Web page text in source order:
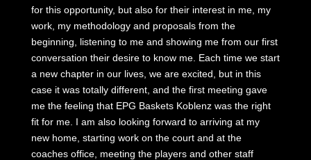
for this opportunity, but also for their interest in me, my
work, my methodology and proposals from the
beginning, listening to me and showing me from our first
conversation their desire to know me. Each time we start
a new chapter in our lives, we are excited, but in this
case it was totally different, and the first meeting gave
me the feeling that EPG Baskets Koblenz was the right
fit for me. I am also looking forward to arriving at my
new home, starting work on the court and at the
coaches office, meeting the players and other staff